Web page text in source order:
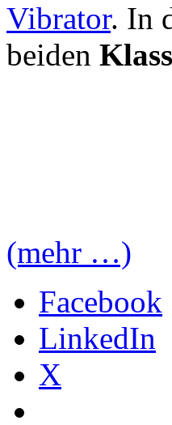
Vibrator. In
beiden
(mehr …)
Facebook
LinkedIn
X